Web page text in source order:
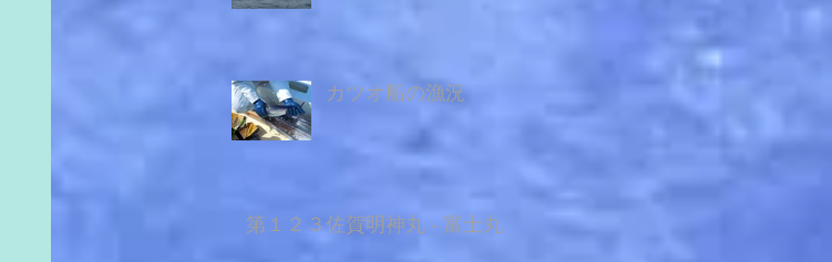
カツオ船の漁況
第１２３佐賀明神丸 - 富士丸